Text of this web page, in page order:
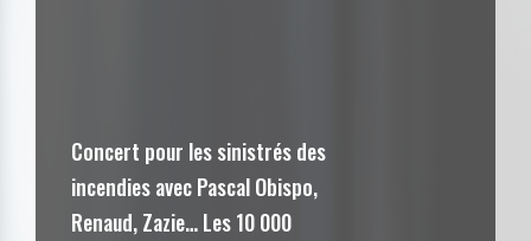
Concert pour les sinistrés des
incendies avec Pascal Obispo,
Renaud, Zazie… Les 10 000